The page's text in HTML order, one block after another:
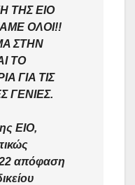
ΤΗΣ ΕΙΟ
ΟΛΟΙ!!
ΣΤΗΝ
ΤΟ
ΓΙΑ ΤΙΣ
ΓΕΝΙΕΣ.
ΕΙΟ,
απόφαση